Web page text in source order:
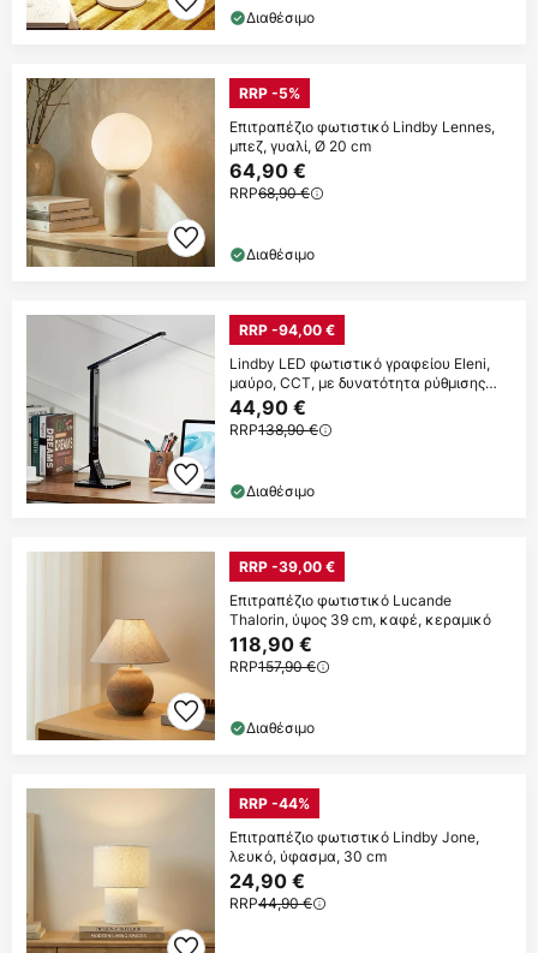
Διαθέσιμο
RRP -5%
Επιτραπέζιο φωτιστικό Lindby Lennes,
μπεζ, γυαλί, Ø 20 cm
64,90 €
RRP68,90 €
Διαθέσιμο
RRP -94,00 €
Lindby LED φωτιστικό γραφείου Eleni,
μαύρο, CCT, με δυνατότητα ρύθμισης
φωτισμού
44,90 €
RRP138,90 €
Διαθέσιμο
RRP -39,00 €
Επιτραπέζιο φωτιστικό Lucande
Thalorin, ύψος 39 cm, καφέ, κεραμικό
118,90 €
RRP157,90 €
Διαθέσιμο
RRP -44%
Επιτραπέζιο φωτιστικό Lindby Jone,
λευκό, ύφασμα, 30 cm
24,90 €
RRP44,90 €